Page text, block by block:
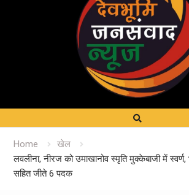
Home
खेल
लवलीना, नीरज को उमाखानोव स्मृति मुक्केबाजी में
सहित जीते 6 पदक